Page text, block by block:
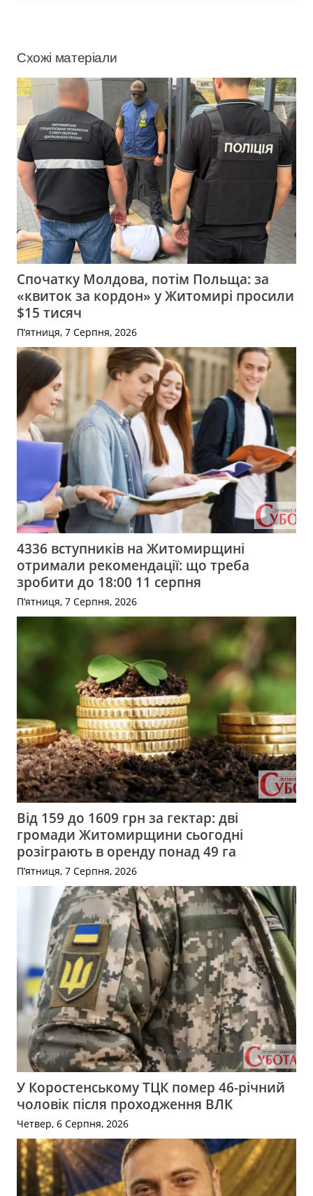
Схожі матеріали
Спочатку Молдова, потім Польща: за
«квиток за кордон» у Житомирі просили
$15 тисяч
П’ятниця, 7 Серпня, 2026
4336 вступників на Житомирщині
отримали рекомендації: що треба
зробити до 18:00 11 серпня
П’ятниця, 7 Серпня, 2026
Від 159 до 1609 грн за гектар: дві
громади Житомирщини сьогодні
розіграють в оренду понад 49 га
П’ятниця, 7 Серпня, 2026
У Коростенському ТЦК помер 46-річний
чоловік після проходження ВЛК
Четвер, 6 Серпня, 2026